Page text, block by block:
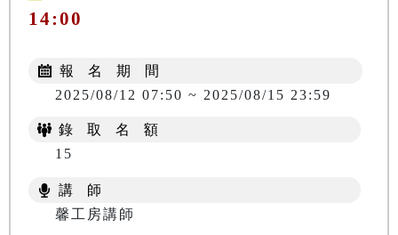
14:00
報 名 期 間
2025/08/12 07:50 ~ 2025/08/15 23:59
錄 取 名 額
15
講 師
馨工房講師